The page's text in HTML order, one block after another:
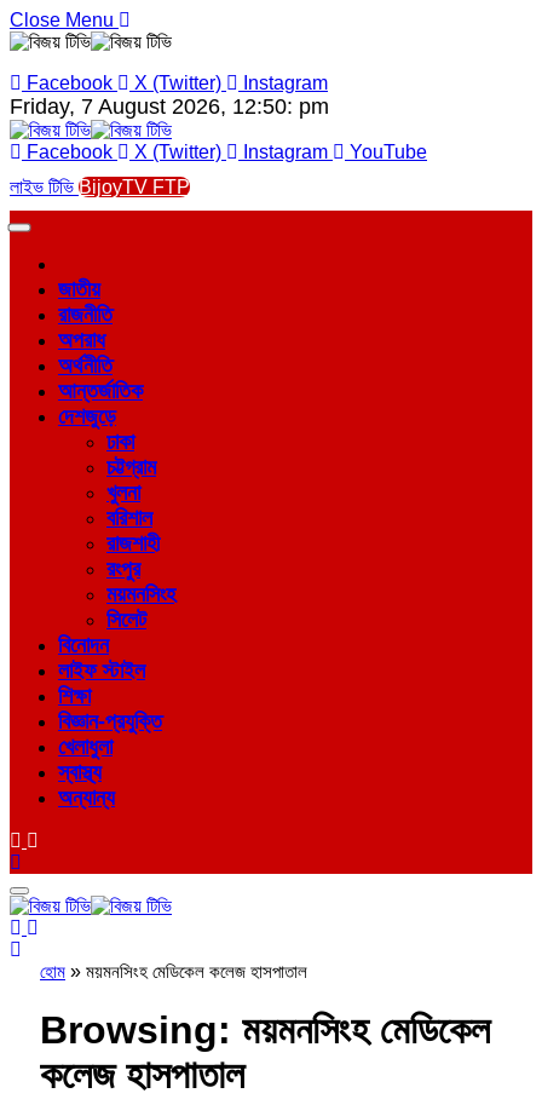
Close Menu
Facebook X (Twitter) Instagram
Friday, 7 August 2026, 12:50: pm
Facebook X (Twitter) Instagram
YouTube
লাইভ টিভি BijoyTV FTP
জাতীয়
রাজনীতি
অপরাধ
অর্থনীতি
আন্তর্জাতিক
দেশজুড়ে
ঢাকা
চট্টগ্রাম
খুলনা
বরিশাল
রাজশাহী
রংপুর
ময়মনসিংহ
সিলেট
বিনোদন
লাইফ স্টাইল
শিক্ষা
বিজ্ঞান-প্রযুক্তি
খেলাধুলা
স্বাস্থ্য
অন্যান্য
হোম » ময়মনসিংহ মেডিকেল কলেজ হাসপাতাল
Browsing: ময়মনসিংহ মেডিকেল
কলেজ হাসপাতাল